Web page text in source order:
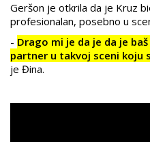
Geršon je otkrila da je Kruz
profesionalan, posebno u
- Drago mi je da je da je
partner u takvoj sceni koju
je Đina.